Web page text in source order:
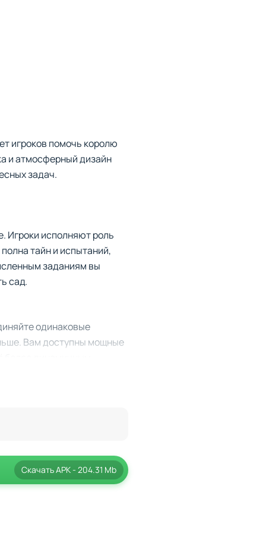
игроков помочь королю
и атмосферный дизайн
задач.
Игроки исполняют роль
тайн и испытаний,
заданиям вы
сад.
одинаковые
Вам доступны мощные
мечты для короля.
СкачатьAPK- 204.31 Mb